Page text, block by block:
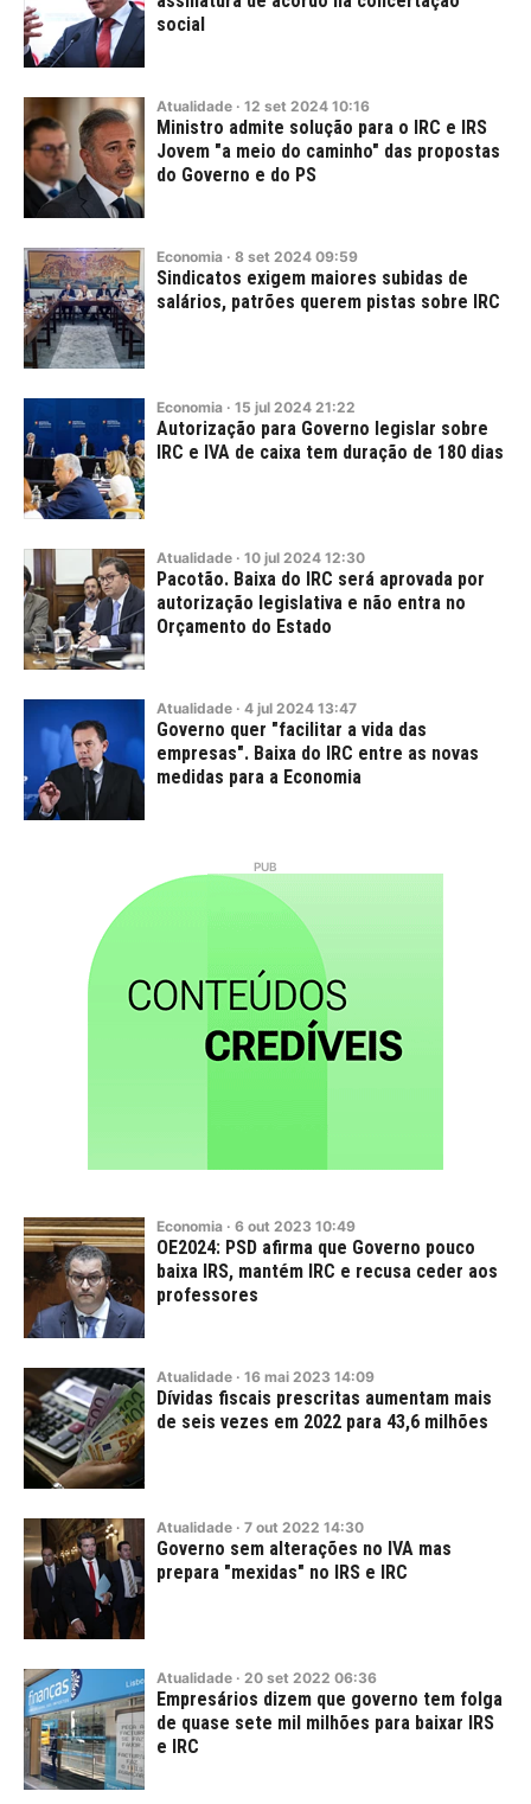
social
Atualidade · 12 set 2024 10:16
Ministro admite solução para o IRC e IRS
Jovem "a meio do caminho" das propostas
do Governo e do PS
Economia · 8 set 2024 09:59
Sindicatos exigem maiores subidas de
salários, patrões querem pistas sobre IRC
Economia · 15 jul 2024 21:22
Autorização para Governo legislar sobre
IRC e IVA de caixa tem duração de 180 dias
Atualidade · 10 jul 2024 12:30
Pacotão. Baixa do IRC será aprovada por
autorização legislativa e não entra no
Orçamento do Estado
Atualidade · 4 jul 2024 13:47
Governo quer "facilitar a vida das
empresas". Baixa do IRC entre as novas
medidas para a Economia
Economia · 6 out 2023 10:49
OE2024: PSD afirma que Governo pouco
baixa IRS, mantém IRC e recusa ceder aos
professores
Atualidade · 16 mai 2023 14:09
Dívidas fiscais prescritas aumentam mais
de seis vezes em 2022 para 43,6 milhões
Atualidade · 7 out 2022 14:30
Governo sem alterações no IVA mas
prepara "mexidas" no IRS e IRC
Atualidade · 20 set 2022 06:36
Empresários dizem que governo tem folga
de quase sete mil milhões para baixar IRS
e IRC